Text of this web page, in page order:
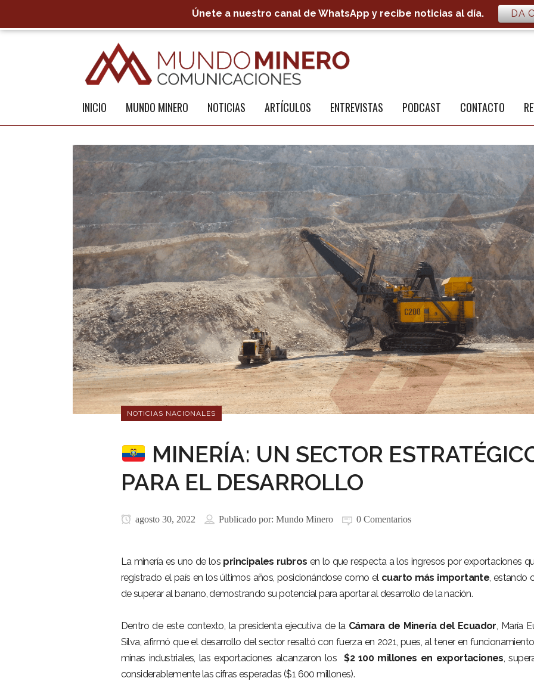
INICIO MUNDO MINERO NOTICIAS ARTÍCULOS ENTREVISTAS PODCAST CONTACTO
NOTICIAS NACIONALES
MINERÍA: UN SECTOR
PARA EL DESARROLLO
agosto 30, 2022 Publicado por: Mundo Minero 0 Comentarios
La minería es uno de los principales rubros en lo que respecta a los ingresos por exportaciones
registrado el país en los últimos años, posicionándose como el cuarto más importante, estando
de superar al banano, demostrando su potencial para aportar al desarrollo de la nación.
Dentro de este contexto, la presidenta ejecutiva de la Cámara de Minería del Ecuador, María
Silva, afirmó que el desarrollo del sector resaltó con fuerza en 2021, pues, al tener en
minas industriales, las exportaciones alcanzaron los$2 100 millones en exportaciones,
considerablemente las cifras esperadas ($1 600 millones).
Únete a nuestro canal de WhatsApp y recibe noticias al día. DA